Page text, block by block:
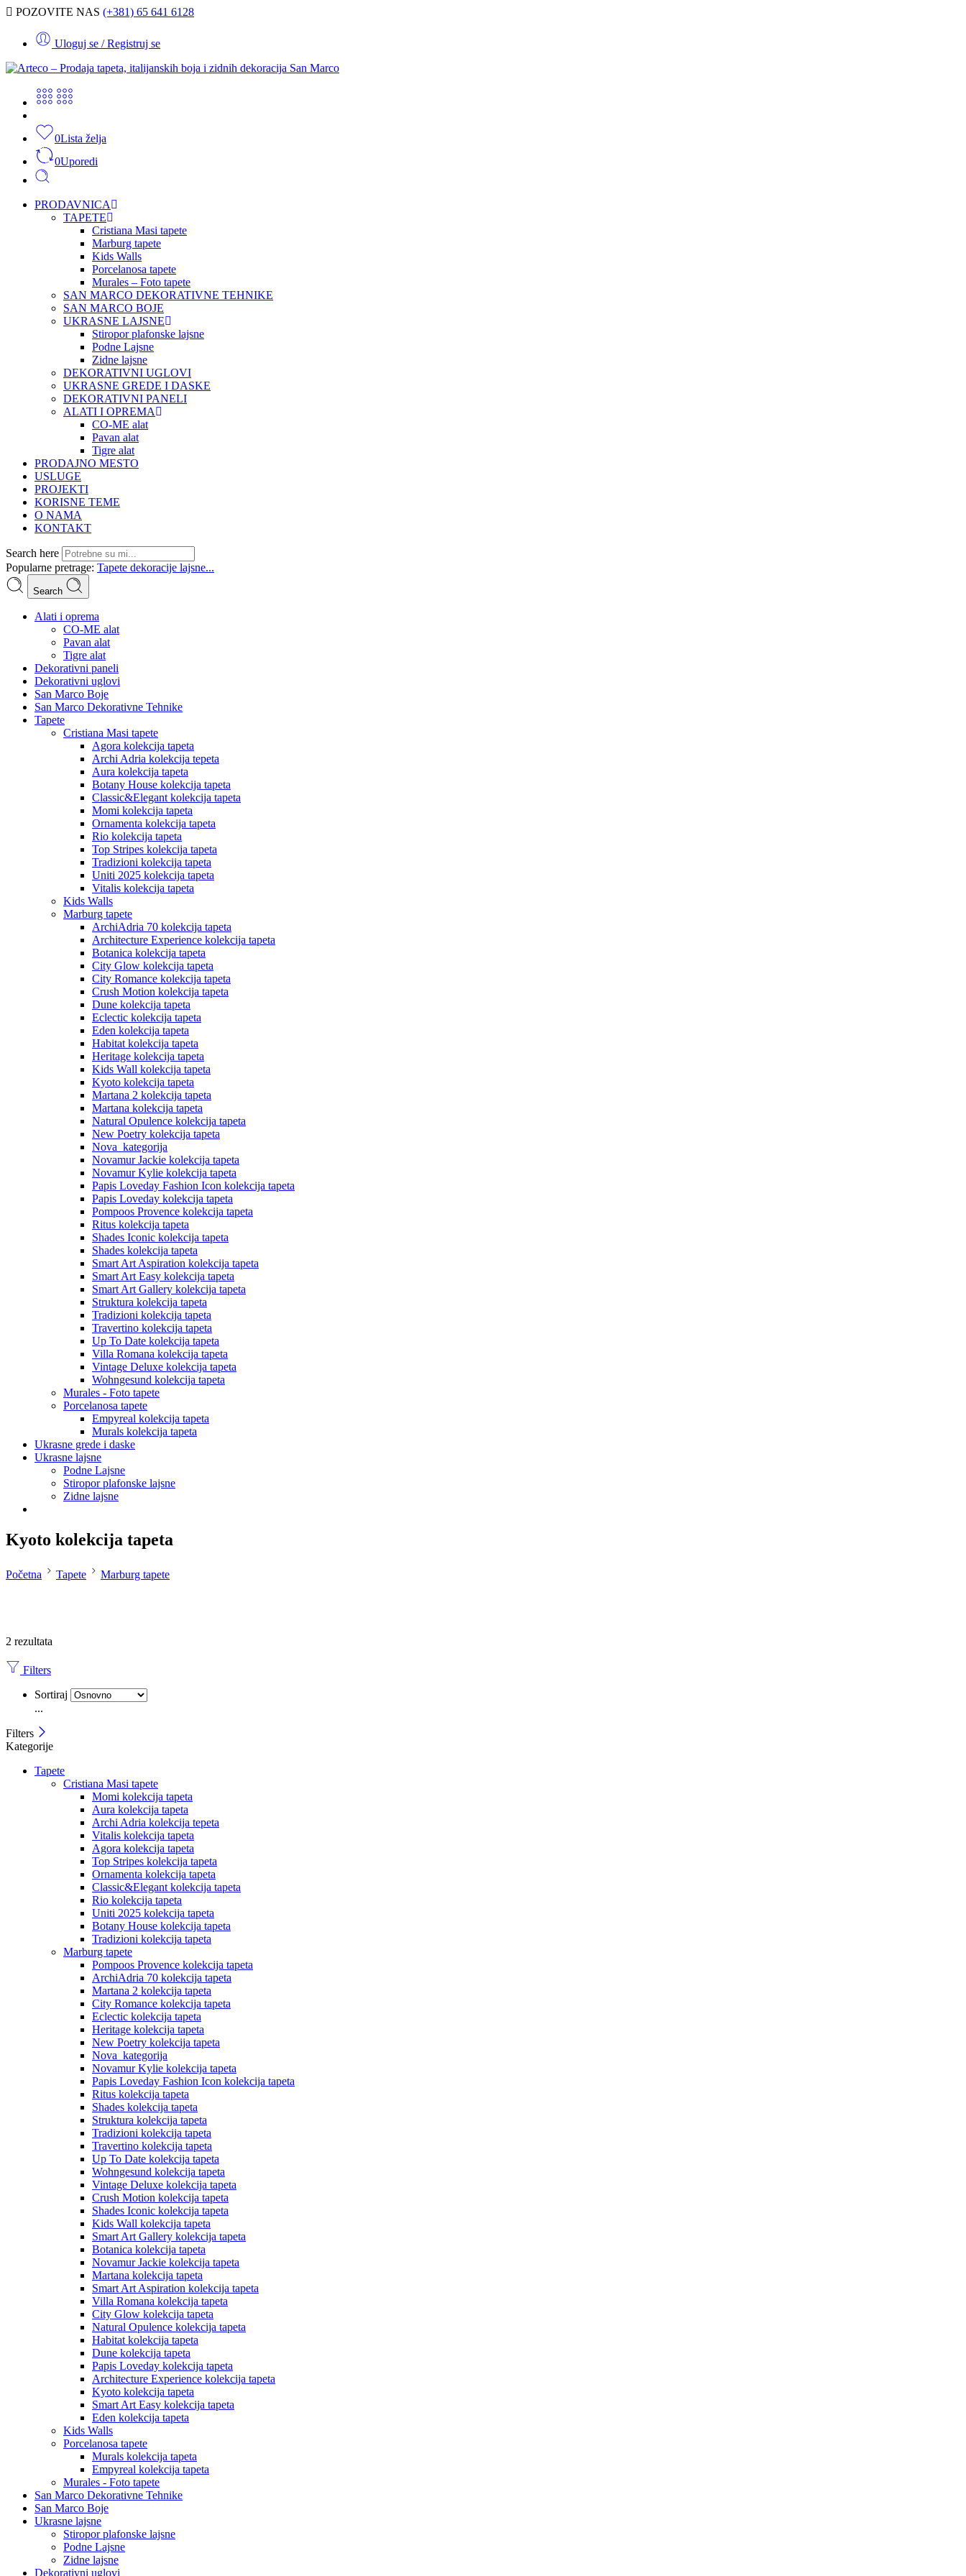
POZOVITE NAS (+381) 65 641 6128
Uloguj se / Registruj se
0Lista želja
0Uporedi
PRODAVNICA
TAPETE
Cristiana Masi tapete
Marburg tapete
Kids Walls
Porcelanosa tapete
Murales – Foto tapete
SAN MARCO DEKORATIVNE TEHNIKE
SAN MARCO BOJE
UKRASNE LAJSNE
Stiropor plafonske lajsne
Podne Lajsne
Zidne lajsne
DEKORATIVNI UGLOVI
UKRASNE GREDE I DASKE
DEKORATIVNI PANELI
ALATI I OPREMA
CO-ME alat
Pavan alat
Tigre alat
PRODAJNO MESTO
USLUGE
PROJEKTI
KORISNE TEME
O NAMA
KONTAKT
Search here
Popularne pretrage: Tapete dekoracije lajsne...
Search
Alati i oprema
CO-ME alat
Pavan alat
Tigre alat
Dekorativni paneli
Dekorativni uglovi
San Marco Boje
San Marco Dekorativne Tehnike
Tapete
Cristiana Masi tapete
Agora kolekcija tapeta
Archi Adria kolekcija tepeta
Aura kolekcija tapeta
Botany House kolekcija tapeta
Classic&Elegant kolekcija tapeta
Momi kolekcija tapeta
Ornamenta kolekcija tapeta
Rio kolekcija tapeta
Top Stripes kolekcija tapeta
Tradizioni kolekcija tapeta
Uniti 2025 kolekcija tapeta
Vitalis kolekcija tapeta
Kids Walls
Marburg tapete
ArchiAdria 70 kolekcija tapeta
Architecture Experience kolekcija tapeta
Botanica kolekcija tapeta
City Glow kolekcija tapeta
City Romance kolekcija tapeta
Crush Motion kolekcija tapeta
Dune kolekcija tapeta
Eclectic kolekcija tapeta
Eden kolekcija tapeta
Habitat kolekcija tapeta
Heritage kolekcija tapeta
Kids Wall kolekcija tapeta
Kyoto kolekcija tapeta
Martana 2 kolekcija tapeta
Martana kolekcija tapeta
Natural Opulence kolekcija tapeta
New Poetry kolekcija tapeta
Nova_kategorija
Novamur Jackie kolekcija tapeta
Novamur Kylie kolekcija tapeta
Papis Loveday Fashion Icon kolekcija tapeta
Papis Loveday kolekcija tapeta
Pompoos Provence kolekcija tapeta
Ritus kolekcija tapeta
Shades Iconic kolekcija tapeta
Shades kolekcija tapeta
Smart Art Aspiration kolekcija tapeta
Smart Art Easy kolekcija tapeta
Smart Art Gallery kolekcija tapeta
Struktura kolekcija tapeta
Tradizioni kolekcija tapeta
Travertino kolekcija tapeta
Up To Date kolekcija tapeta
Villa Romana kolekcija tapeta
Vintage Deluxe kolekcija tapeta
Wohngesund kolekcija tapeta
Murales - Foto tapete
Porcelanosa tapete
Empyreal kolekcija tapeta
Murals kolekcija tapeta
Ukrasne grede i daske
Ukrasne lajsne
Podne Lajsne
Stiropor plafonske lajsne
Zidne lajsne
Kyoto kolekcija tapeta
Početna Tapete Marburg tapete
2 rezultata
Filters
Sortiraj
...
Filters
Kategorije
Tapete
Cristiana Masi tapete
Momi kolekcija tapeta
Aura kolekcija tapeta
Archi Adria kolekcija tepeta
Vitalis kolekcija tapeta
Agora kolekcija tapeta
Top Stripes kolekcija tapeta
Ornamenta kolekcija tapeta
Classic&Elegant kolekcija tapeta
Rio kolekcija tapeta
Uniti 2025 kolekcija tapeta
Botany House kolekcija tapeta
Tradizioni kolekcija tapeta
Marburg tapete
Pompoos Provence kolekcija tapeta
ArchiAdria 70 kolekcija tapeta
Martana 2 kolekcija tapeta
City Romance kolekcija tapeta
Eclectic kolekcija tapeta
Heritage kolekcija tapeta
New Poetry kolekcija tapeta
Nova_kategorija
Novamur Kylie kolekcija tapeta
Papis Loveday Fashion Icon kolekcija tapeta
Ritus kolekcija tapeta
Shades kolekcija tapeta
Struktura kolekcija tapeta
Tradizioni kolekcija tapeta
Travertino kolekcija tapeta
Up To Date kolekcija tapeta
Wohngesund kolekcija tapeta
Vintage Deluxe kolekcija tapeta
Crush Motion kolekcija tapeta
Shades Iconic kolekcija tapeta
Kids Wall kolekcija tapeta
Smart Art Gallery kolekcija tapeta
Botanica kolekcija tapeta
Novamur Jackie kolekcija tapeta
Martana kolekcija tapeta
Smart Art Aspiration kolekcija tapeta
Villa Romana kolekcija tapeta
City Glow kolekcija tapeta
Natural Opulence kolekcija tapeta
Habitat kolekcija tapeta
Dune kolekcija tapeta
Papis Loveday kolekcija tapeta
Architecture Experience kolekcija tapeta
Kyoto kolekcija tapeta
Smart Art Easy kolekcija tapeta
Eden kolekcija tapeta
Kids Walls
Porcelanosa tapete
Murals kolekcija tapeta
Empyreal kolekcija tapeta
Murales - Foto tapete
San Marco Dekorativne Tehnike
San Marco Boje
Ukrasne lajsne
Stiropor plafonske lajsne
Podne Lajsne
Zidne lajsne
Dekorativni uglovi